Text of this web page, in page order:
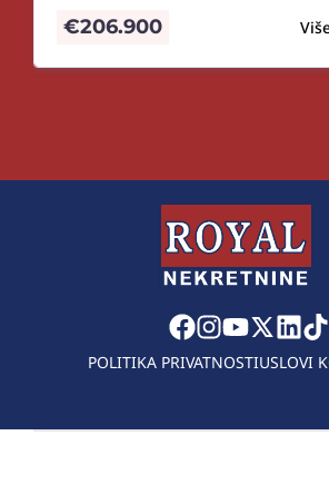
€206.900
POLITIKA PRIVATNOSTIUSLOVI